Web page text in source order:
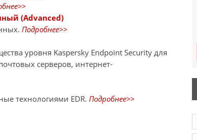
(Advanced)
Подробнее>>
уровня Kaspersky Endpoint Security для
серверов, интернет-
технологиями EDR. Подробнее>>